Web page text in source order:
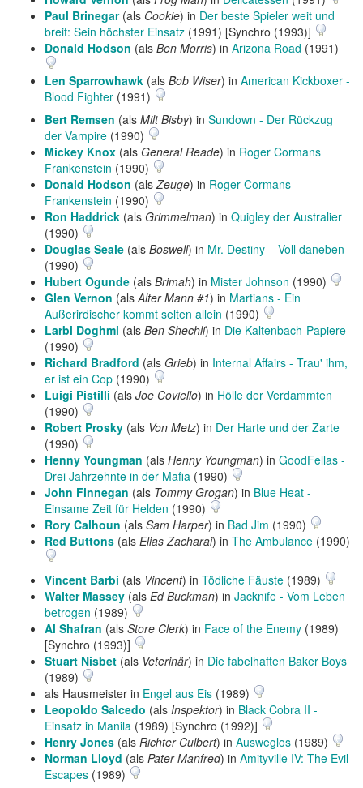
Paul Brinegar(als Cookie) in Der beste Spieler weit und
breit: Sein höchster Einsatz (1991) [Synchro (1993)]
Donald Hodson (als Ben Morris) in Arizona Road (1991)
Len Sparrowhawk (als Bob Wiser) in American Kickboxer -
Blood Fighter (1991)
Bert Remsen (als Milt Bisby) in Sundown - Der Rückzug
der Vampire (1990)
Mickey Knox (als General Reade) in Roger Cormans
Frankenstein (1990)
Donald Hodson (alsZeuge) in Roger Cormans
Frankenstein (1990)
Ron Haddrick (als Grimmelman) in Quigley der Australier
(1990)
Douglas Seale (als Boswell) in Mr. Destiny – Voll daneben
(1990)
Hubert Ogunde (als Brimah) in Mister Johnson (1990)
Glen Vernon (alsAlter Mann #1) in Martians - Ein
Außerirdischer kommt selten allein (1990)
Larbi Doghmi (als Ben Shechli) in Die Kaltenbach-Papiere
(1990)
Richard Bradford (als Grieb) in Internal Affairs - Trau' ihm,
er ist ein Cop (1990)
Luigi Pistilli (als Joe Coviello) in Hölle der Verdammten
(1990)
Robert Prosky (als Von Metz) in Der Harte und der Zarte
(1990)
Henny Youngman (als Henny Youngman) in GoodFellas -
Drei Jahrzehnte in der Mafia (1990)
John Finnegan (als Tommy Grogan) in Blue Heat -
Einsame Zeit für Helden (1990)
Rory Calhoun (als Sam Harper) in Bad Jim (1990)
Red Buttons (als Elias Zacharai) in The Ambulance (1990)
Vincent Barbi (als Vincent) in Tödliche Fäuste (1989)
Walter Massey (als Ed Buckman) in Jacknife - Vom Leben
betrogen (1989)
Al Shafran (als Store Clerk) in Face of the Enemy (1989)
[Synchro (1993)]
Stuart Nisbet (als Veterinär) in Die fabelhaften Baker Boys
(1989)
als Hausmeister in Engel aus Eis (1989)
Leopoldo Salcedo (als Inspektor) in Black Cobra II -
Einsatz in Manila (1989) [Synchro (1992)]
Henry Jones (als Richter Culbert) in Ausweglos (1989)
Norman Lloyd (als Pater Manfred) in Amityville IV: The Evil
Escapes (1989)